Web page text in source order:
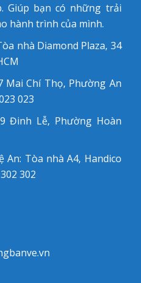
Giúp bạn có những trải
hành trình của mình.
nhà Diamond Plaza, 34
Mai Chí Thọ, Phường An
023
Đinh Lễ, Phường Hoàn
An: Tòa nhà A4, Handico
302